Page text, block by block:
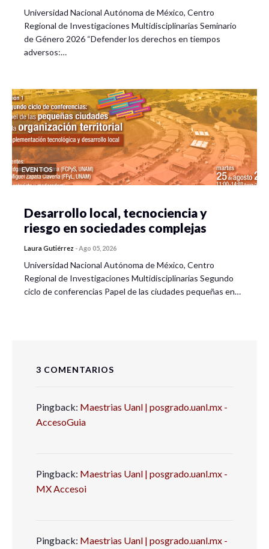
Universidad Nacional Autónoma de México, Centro
Regional de Investigaciones Multidisciplinarias Seminario
de Género 2026 “Defender los derechos en tiempos
adversos:…
EVENTOS
Desarrollo local, tecnociencia y
riesgo en sociedades complejas
Laura Gutiérrez -Ago 05, 2026
Universidad Nacional Autónoma de México, Centro
Regional de Investigaciones Multidisciplinarias Segundo
ciclo de conferencias Papel de las ciudades pequeñas en…
3 COMENTARIOS
Pingback: Maestrias Uanl | posgrado.uanl.mx -
AccesoGuia
Pingback: Maestrias Uanl | posgrado.uanl.mx -
MX Accesoi
Pingback: Maestrias Uanl | posgrado.uanl.mx -